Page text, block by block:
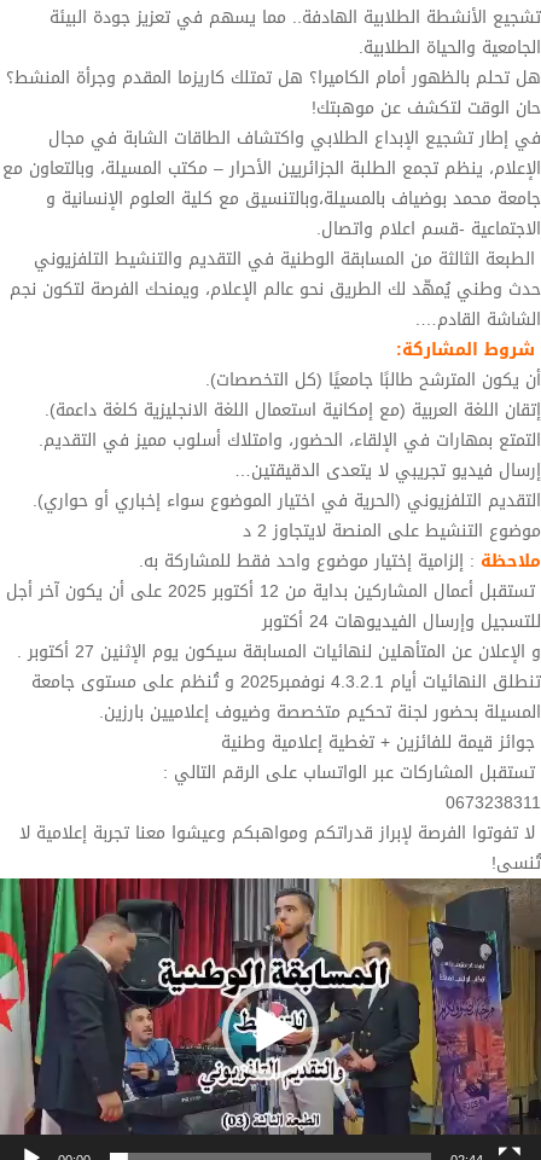
تشجيع الأنشطة الطلابية الهادفة.. مما يسهم في تعزيز جودة البيئة
الجامعية والحياة الطلابية.
هل تحلم بالظهور أمام الكاميرا؟ هل تمتلك كاريزما المقدم وجرأة المنشط؟
حان الوقت لتكشف عن موهبتك!
في إطار تشجيع الإبداع الطلابي واكتشاف الطاقات الشابة في مجال
الإعلام، ينظم تجمع الطلبة الجزائريين الأحرار – مكتب المسيلة، وبالتعاون مع
جامعة محمد بوضياف بالمسيلة،وبالتنسيق مع كلية العلوم الإنسانية و
الاجتماعية -قسم اعلام واتصال.
الطبعة الثالثة من المسابقة الوطنية في التقديم والتنشيط التلفزيوني
حدث وطني يُمهّد لك الطريق نحو عالم الإعلام، ويمنحك الفرصة لتكون نجم
الشاشة القادم….
شروط المشاركة:
أن يكون المترشح طالبًا جامعيًا (كل التخصصات).
إتقان اللغة العربية (مع إمكانية استعمال اللغة الانجليزية كلغة داعمة).
التمتع بمهارات في الإلقاء، الحضور، وامتلاك أسلوب مميز في التقديم.
إرسال فيديو تجريبي لا يتعدى الدقيقتين…
التقديم التلفزيوني (الحرية في اختيار الموضوع سواء إخباري أو حواري).
موضوع التنشيط على المنصة لايتجاوز 2 د
ملاحظة : إلزامية إختيار موضوع واحد فقط للمشاركة به.
تستقبل أعمال المشاركين بداية من 12 أكتوبر 2025 على أن يكون آخر أجل
للتسجيل وإرسال الفيديوهات 24 أكتوبر
و الإعلان عن المتأهلين لنهائيات المسابقة سيكون يوم الإثنين 27 أكتوبر .
تنطلق النهائيات أيام 4.3.2.1 نوفمبر2025 و تُنظم على مستوى جامعة
المسيلة بحضور لجنة تحكيم متخصصة وضيوف إعلاميين بارزين.
جوائز قيمة للفائزين + تغطية إعلامية وطنية
تستقبل المشاركات عبر الواتساب على الرقم التالي :
0673238311
لا تفوتوا الفرصة لإبراز قدراتكم ومواهبكم وعيشوا معنا تجربة إعلامية لا
تُنسى!